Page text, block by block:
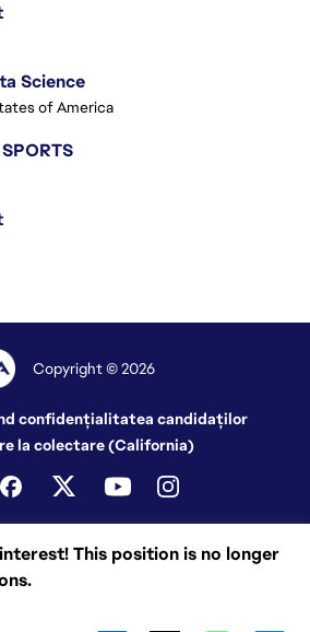
This position is no longer
Science
of America
Copyright © 2026
confidențialitatea candidaților
la colectare (California)